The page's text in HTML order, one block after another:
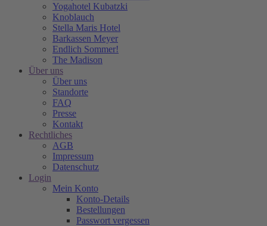
Yogahotel Kubatzki
Knoblauch
Stella Maris Hotel
Barkassen Meyer
Endlich Sommer!
The Madison
Über uns
Über uns
Standorte
FAQ
Presse
Kontakt
Rechtliches
AGB
Impressum
Datenschutz
Login
Mein Konto
Konto-Details
Bestellungen
Passwort vergessen